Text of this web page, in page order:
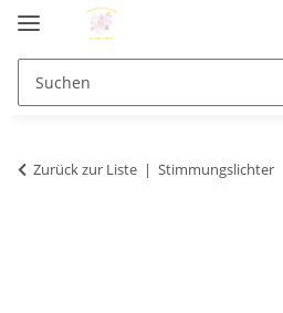
Zurück zur Liste Stimmungslichter